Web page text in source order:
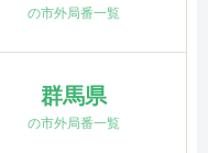
の市外局番一覧
群馬県
の市外局番一覧